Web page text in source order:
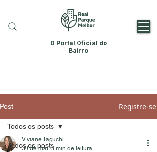
O Portal Oficial do
Bairro
Post Registre-se
Todos os posts
Todos os posts
Viviane Taguchi
30 de mai. 3 min de leitura